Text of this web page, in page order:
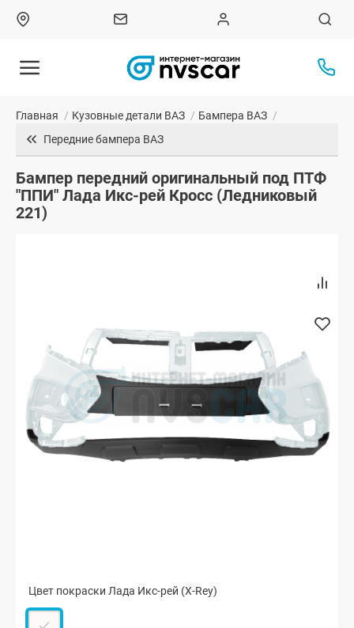
Главная / Кузовные детали ВАЗ / Бампера ВАЗ /
Передние бампера ВАЗ
Бампер передний оригинальный под ПТФ
"ППИ" Лада Икс-рей Кросс (Ледниковый
221)
Цвет покраски Лада Икс-рей (X-Rey)